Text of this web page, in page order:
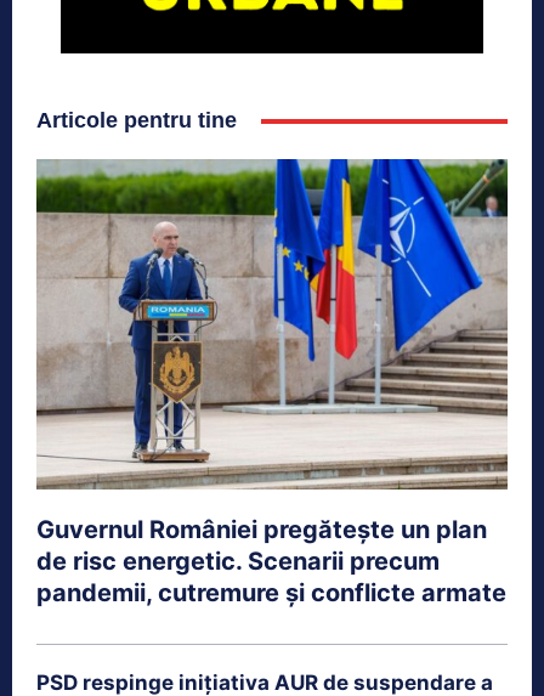
Articole pentru tine
Guvernul României pregătește un plan
de risc energetic. Scenarii precum
pandemii, cutremure și conflicte armate
PSD respinge inițiativa AUR de suspendare a